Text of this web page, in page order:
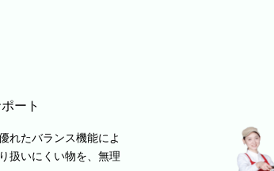
ート
れたバランス機能によ
扱いにくい物を、無理